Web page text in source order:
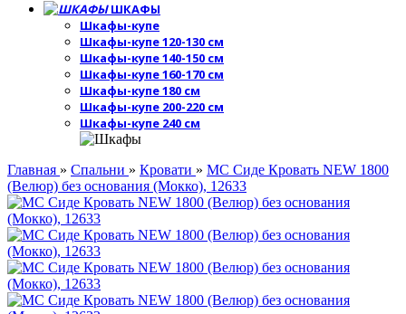
ШКАФЫ
Шкафы-купе
Шкафы-купе 120-130 см
Шкафы-купе 140-150 см
Шкафы-купе 160-170 см
Шкафы-купе 180 см
Шкафы-купе 200-220 см
Шкафы-купе 240 см
Главная » Спальни » Кровати » МС Сиде Кровать NEW 1800
(Велюр) без основания (Мокко), 12633